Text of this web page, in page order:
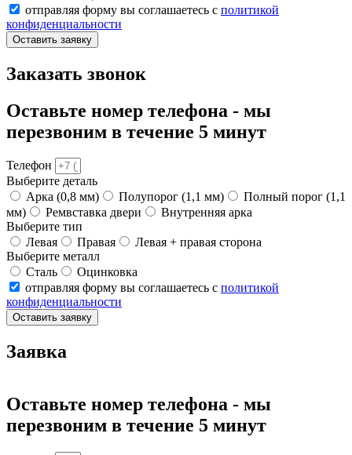
отправляя форму вы соглашаетесь с политикой
конфиденциальности
Оставить заявку
Заказать звонок
Оставьте номер телефона - мы
перезвоним в течение 5 минут
Телефон
Выберите деталь
Арка (0,8 мм)
Полупорог (1,1 мм)
Полный порог (1,1
мм)
Ремвставка двери
Внутренняя арка
Выберите тип
Левая
Правая
Левая + правая сторона
Выберите металл
Сталь
Оцинковка
отправляя форму вы соглашаетесь с политикой
конфиденциальности
Оставить заявку
Заявка
Оставьте номер телефона - мы
перезвоним в течение 5 минут